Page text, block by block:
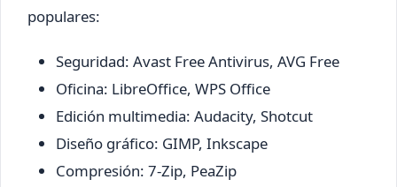
populares:
Seguridad: Avast Free Antivirus, AVG Free
Oficina: LibreOffice, WPS Office
Edición multimedia: Audacity, Shotcut
Diseño gráfico: GIMP, Inkscape
Compresión: 7-Zip, PeaZip